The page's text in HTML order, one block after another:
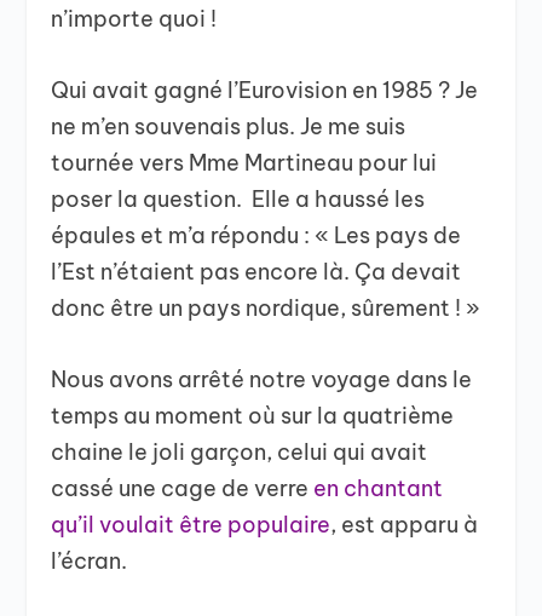
n’importe quoi !
Qui avait gagné l’Eurovision en 1985 ? Je
ne m’en souvenais plus. Je me suis
tournée vers Mme Martineau pour lui
poser la question. Elle a haussé les
épaules et m’a répondu : « Les pays de
l’Est n’étaient pas encore là. Ça devait
donc être un pays nordique, sûrement ! »
Nous avons arrêté notre voyage dans le
temps au moment où sur la quatrième
chaine le joli garçon, celui qui avait
cassé une cage de verre en chantant
qu’il voulait être populaire, est apparu à
l’écran.